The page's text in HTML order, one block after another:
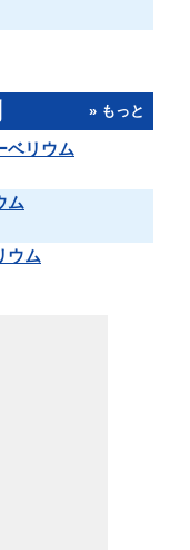
» もっと
ベリウム
ム
ウム